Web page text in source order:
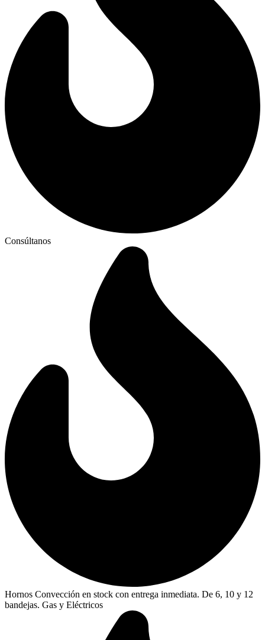
Consúltanos
Hornos Convección en stock con entrega inmediata. De 6, 10 y 12
bandejas. Gas y Eléctricos